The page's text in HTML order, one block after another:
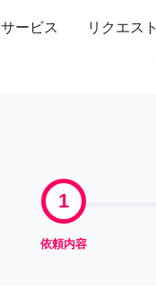
サービス リクエスト
家事 引っ越し
1
依頼内容